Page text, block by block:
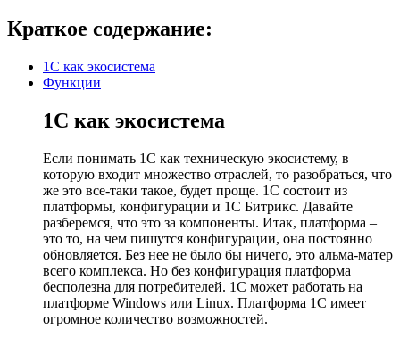
Краткое содержание:
1С как экосистема
Функции
1С как экосистема
Если понимать 1С как техническую экосистему, в
которую входит множество отраслей, то разобраться, что
же это все-таки такое, будет проще. 1С состоит из
платформы, конфигурации и 1С Битрикс. Давайте
разберемся, что это за компоненты. Итак, платформа –
это то, на чем пишутся конфигурации, она постоянно
обновляется. Без нее не было бы ничего, это альма-матер
всего комплекса. Но без конфигурация платформа
бесполезна для потребителей. 1С может работать на
платформе Windows или Linux. Платформа 1С имеет
огромное количество возможностей.